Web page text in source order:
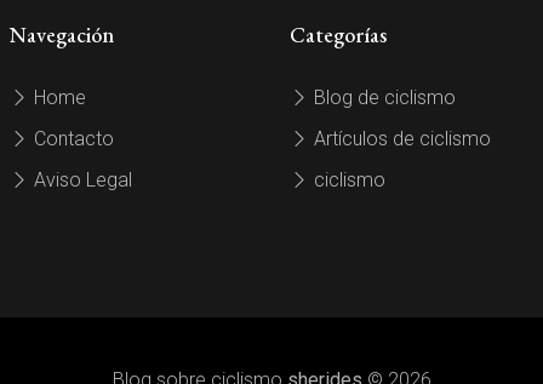
Navegación
Home
Contacto
Aviso Legal
Categorías
Blog de ciclismo
Artículos de ciclismo
ciclismo